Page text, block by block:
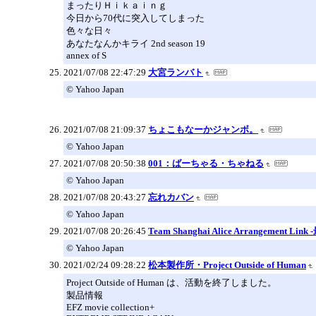
まったりＨｉｋａｉｎｇ
今日から70代に突入してしまった
色々な日々
あなたなんかキライ 2nd season 19
annex of S
2021/07/08 22:47:29 大宮ランバト
© Yahoo Japan
2021/07/08 21:09:37 ちょこもなーかジャンボ。
© Yahoo Japan
2021/07/08 20:50:38 001：ばーちゃる・ちゃねる
© Yahoo Japan
2021/07/08 20:43:27 忘れカバン
© Yahoo Japan
2021/07/08 20:26:45 Team Shanghai Alice Arrangement Link
© Yahoo Japan
2021/02/24 09:28:22 松本製作所・Project Outside of Human
Project Outside of Human は、活動を終了しました。
製品情報
EFZ movie collection+